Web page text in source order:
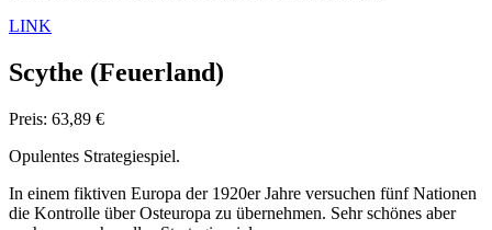
LINK
Scythe (Feuerland)
Preis: 63,89 €
Opulentes Strategiespiel.
In einem fiktiven Europa der 1920er Jahre versuchen fünf Nationen
die Kontrolle über Osteuropa zu übernehmen. Sehr schönes aber